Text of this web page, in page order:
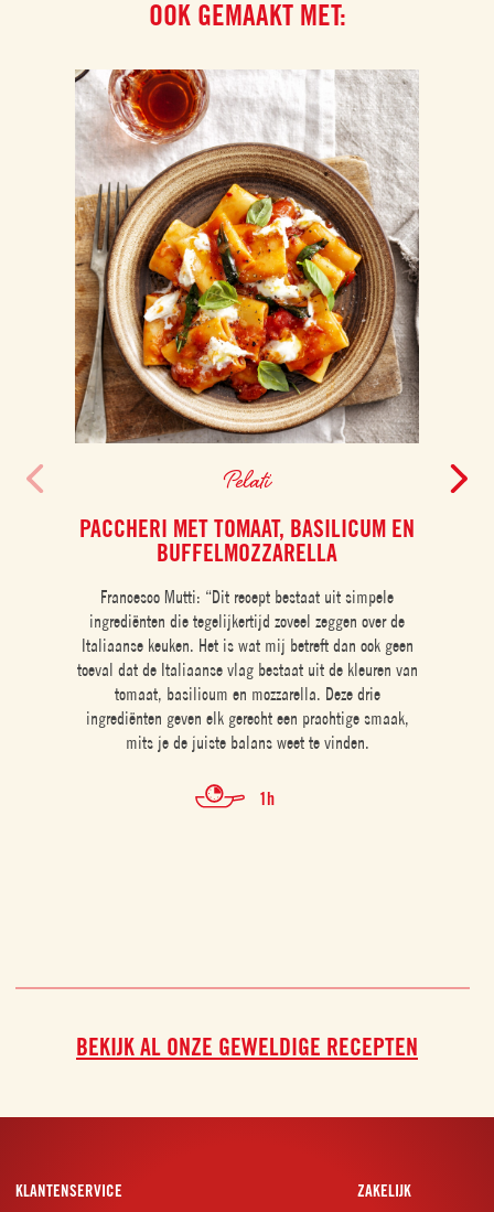
OOK GEMAAKT MET:
Pelati
PACCHERI MET TOMAAT, BASILICUM EN
BUFFELMOZZARELLA
Francesco Mutti: “Dit recept bestaat uit simpele
ingrediënten die tegelijkertijd zoveel zeggen over de
Italiaanse keuken. Het is wat mij betreft dan ook geen
toeval dat de Italiaanse vlag bestaat uit de kleuren van
tomaat, basilicum en mozzarella. Deze drie
ingrediënten geven elk gerecht een prachtige smaak,
mits je de juiste balans weet te vinden.
1h
BEKIJK AL ONZE GEWELDIGE RECEPTEN
KLANTENSERVICE ZAKELIJK